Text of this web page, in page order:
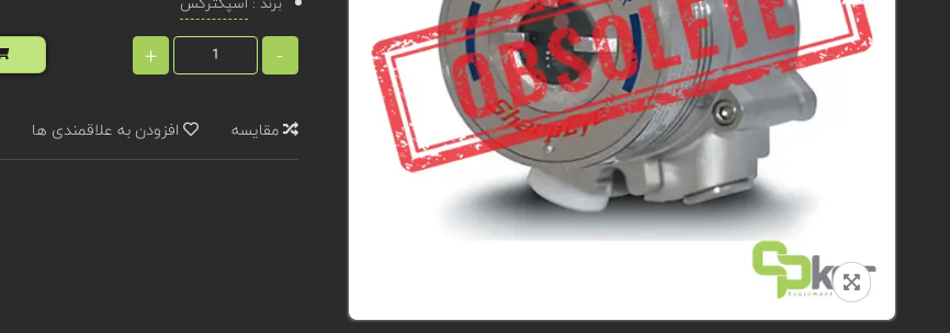
-
+
مقایسه افزودن به علاقمندی ها